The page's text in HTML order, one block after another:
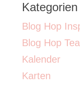
Kategorien
Blog Hop
Blog Hop
Kalender
Karten